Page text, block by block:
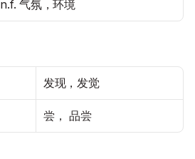
n.f. 气氛，环境
发现，发觉
尝， 品尝